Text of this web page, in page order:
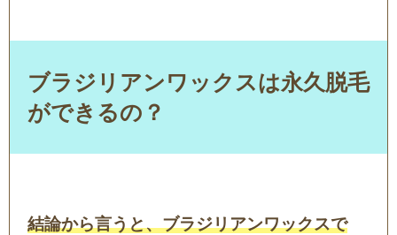
ブラジリアンワックスは永久脱毛
ができるの？
結論から言うと、ブラジリアンワックスで